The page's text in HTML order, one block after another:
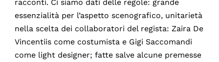
racconti. Ci siamo dati delle regole: grande
essenzialità per l’aspetto scenografico, unitarietà
nella scelta dei collaboratori del regista: Zaira De
Vincentiis come costumista e Gigi Saccomandi
come light designer; fatte salve alcune premesse